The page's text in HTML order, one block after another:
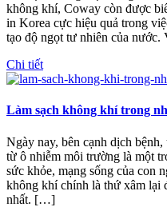
không khí, Coway còn được
in Korea cực hiệu quả trong
tạo độ ngọt tư nhiên của
Chi tiết
Làm sạch không khí trong
Ngày nay, bên cạnh dịch
từ ô nhiễm môi trường là một
sức khỏe, mạng sống của con
không khí chính là thứ xâm lại
nhất. […]